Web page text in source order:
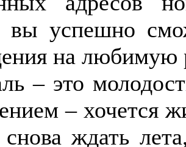
вы успешно
на любимую
– это
– хочется
ждать